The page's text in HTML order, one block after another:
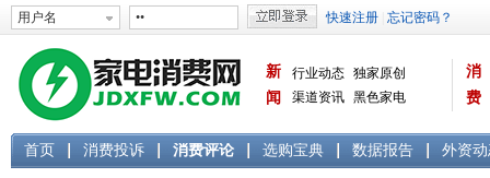
新
闻
行业动态 独家原创
渠道资讯 黑色家电
消
费
首页 消费投诉 消费评论 选购宝典 数据报告 外资